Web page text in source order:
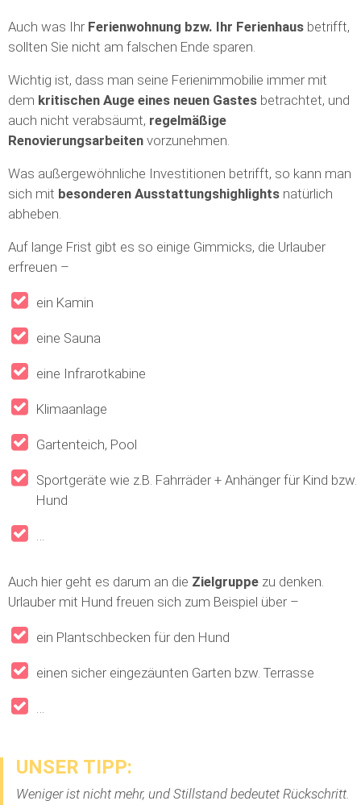
Auch was Ihr Ferienwohnung bzw. Ihr Ferienhaus betrifft,
sollten Sie nicht am falschen Ende sparen.
Wichtig ist, dass man seine Ferienimmobilie immer mit
dem kritischen Auge eines neuen Gastes betrachtet, und
auch nicht verabsäumt, regelmäßige
Renovierungsarbeiten vorzunehmen.
Was außergewöhnliche Investitionen betrifft, so kann man
sich mit besonderen Ausstattungshighlights natürlich
abheben.
Auf lange Frist gibt es so einige Gimmicks, die Urlauber
erfreuen –
ein Kamin
eine Sauna
eine Infrarotkabine
Klimaanlage
Gartenteich, Pool
Sportgeräte wie z.B. Fahrräder + Anhänger für Kind bzw.
Hund
…
Auch hier geht es darum an die Zielgruppe zu denken.
Urlauber mit Hund freuen sich zum Beispiel über –
ein Plantschbecken für den Hund
einen sicher eingezäunten Garten bzw. Terrasse
…
UNSER TIPP:
Weniger ist nicht mehr, und Stillstand bedeutet Rückschritt.